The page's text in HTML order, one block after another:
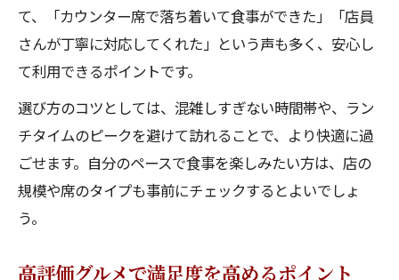
て、「カウンター席で落ち着いて食事ができた」「店員
さんが丁寧に対応してくれた」という声も多く、安心し
て利用できるポイントです。
選び方のコツとしては、混雑しすぎない時間帯や、ラン
チタイムのピークを避けて訪れることで、より快適に過
ごせます。自分のペースで食事を楽しみたい方は、店の
規模や席のタイプも事前にチェックするとよいでしょ
う。
高評価グルメで満足度を高めるポイント